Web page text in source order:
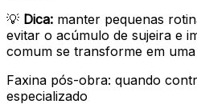
💡 Dica: manter pequenas
evitar o acúmulo de sujeira e
comum se transforme em
Faxina pós-obra: quando
especializado